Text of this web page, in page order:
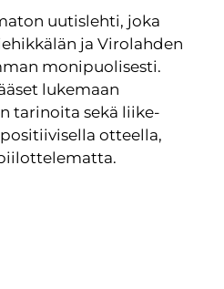
uutislehti, joka
ja Virolahden
monipuolisesti.
lukemaan
tarinoita sekä liike-
otteella,